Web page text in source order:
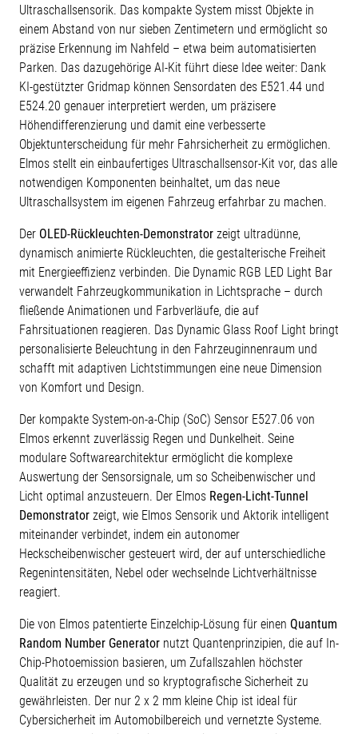
Ultraschallsensorik. Das kompakte System misst Objekte in
einem Abstand von nur sieben Zentimetern und ermöglicht so
präzise Erkennung im Nahfeld – etwa beim automatisierten
Parken. Das dazugehörige AI-Kit führt diese Idee weiter: Dank
KI-gestützter Gridmap können Sensordaten des E521.44 und
E524.20 genauer interpretiert werden, um präzisere
Höhendifferenzierung und damit eine verbesserte
Objektunterscheidung für mehr Fahrsicherheit zu ermöglichen.
Elmos stellt ein einbaufertiges Ultraschallsensor-Kit vor, das alle
notwendigen Komponenten beinhaltet, um das neue
Ultraschallsystem im eigenen Fahrzeug erfahrbar zu machen.
Der OLED-Rückleuchten-Demonstrator zeigt ultradünne,
dynamisch animierte Rückleuchten, die gestalterische Freiheit
mit Energieeffizienz verbinden. Die Dynamic RGB LED Light Bar
verwandelt Fahrzeugkommunikation in Lichtsprache – durch
fließende Animationen und Farbverläufe, die auf
Fahrsituationen reagieren. Das Dynamic Glass Roof Light bringt
personalisierte Beleuchtung in den Fahrzeuginnenraum und
schafft mit adaptiven Lichtstimmungen eine neue Dimension
von Komfort und Design.
Der kompakte System-on-a-Chip (SoC) Sensor E527.06 von
Elmos erkennt zuverlässig Regen und Dunkelheit. Seine
modulare Softwarearchitektur ermöglicht die komplexe
Auswertung der Sensorsignale, um so Scheibenwischer und
Licht optimal anzusteuern. Der Elmos Regen-Licht-Tunnel
Demonstrator zeigt, wie Elmos Sensorik und Aktorik intelligent
miteinander verbindet, indem ein autonomer
Heckscheibenwischer gesteuert wird, der auf unterschiedliche
Regenintensitäten, Nebel oder wechselnde Lichtverhältnisse
reagiert.
Die von Elmos patentierte Einzelchip-Lösung für einen Quantum
Random Number Generator nutzt Quantenprinzipien, die auf In-
Chip-Photoemission basieren, um Zufallszahlen höchster
Qualität zu erzeugen und so kryptografische Sicherheit zu
gewährleisten. Der nur 2 x 2 mm kleine Chip ist ideal für
Cybersicherheit im Automobilbereich und vernetzte Systeme.